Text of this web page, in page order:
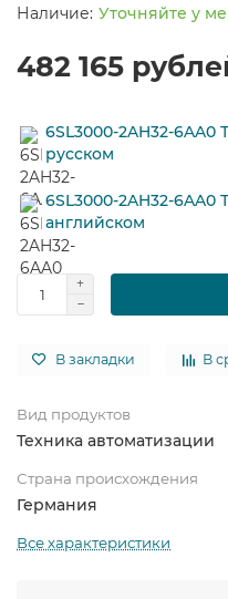
Уточняйте у
482 165
6SL3000-2AH32-6AA0
русском
6SL3000-2AH32-6AA0
английском
В закладки В
Вид продуктов
Техника автоматизации
Страна происхождения
Германия
Все характеристики